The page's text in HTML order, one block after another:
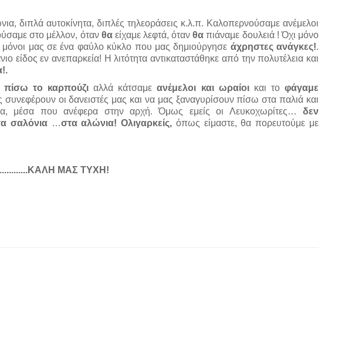
διπλά αυτοκίνητα, διπλές τηλεοράσεις κ.λ.π. Καλοπερνούσαμε ανέμελοι
στο μέλλον, όταν θαείχαμε λεφτά, ότανθαπιάναμε δουλειά ! Όχι μόνο
μας σε ένα φαύλο κύκλο που μας δημιούργησε άχρηστες ανάγκες!.
είδος εν ανεπαρκεία! Η λιτότητα αντικαταστάθηκε από την πολυτέλεια και
το καρπούζι αλλά κάτσαμεανέμελοι και ωραίοικαι τοφάγαμε
οι δανειστές μας και να μας ξαναγυρίσουν πίσω στα παλιά και
μέσα που ανέφερα στην αρχή. Όμως εμείς οι Λευκοχωρίτες… δεν
σαλόνια…στα αλώνια! Ολιγαρκείς, όπως είμαστε, θα πορευτούμε με
ΜΑΣ ΤΥΧΗ!